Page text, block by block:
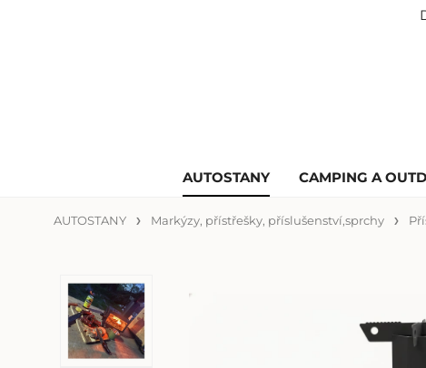
AUTOSTANY CAMPING A
AUTOSTANY Markýzy, přístřešky, příslušenství,sprchy